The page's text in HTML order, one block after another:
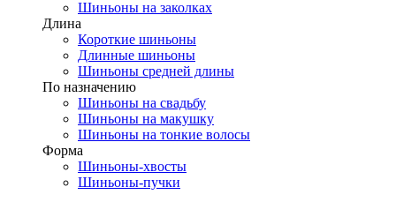
Шиньоны на заколках
Длина
Короткие шиньоны
Длинные шиньоны
Шиньоны средней длины
По назначению
Шиньоны на свадьбу
Шиньоны на макушку
Шиньоны на тонкие волосы
Форма
Шиньоны-хвосты
Шиньоны-пучки